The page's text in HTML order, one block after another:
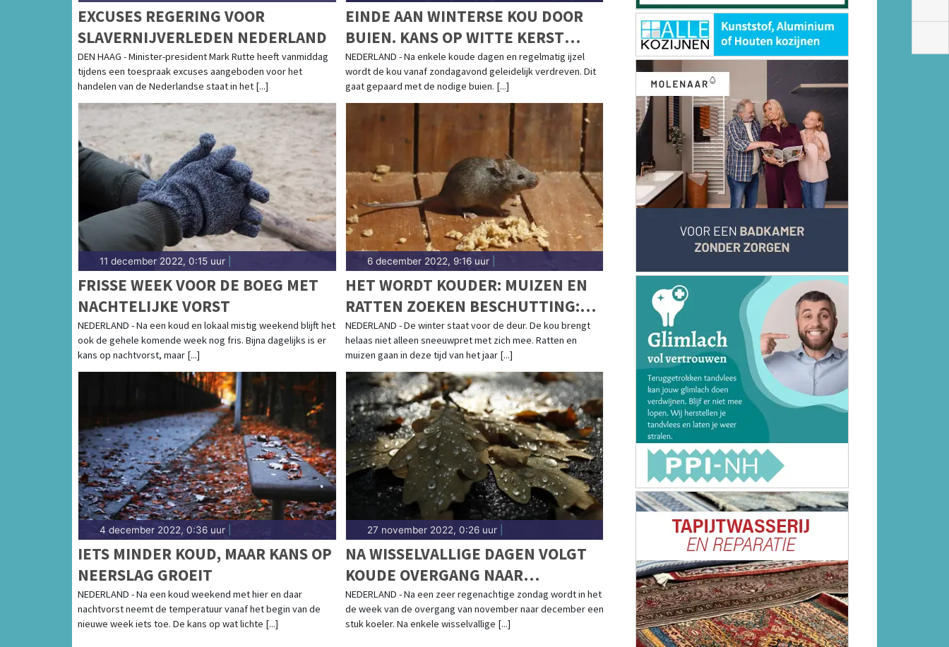
EXCUSES REGERING VOOR
SLAVERNIJVERLEDEN NEDERLAND
DEN HAAG - Minister-president Mark Rutte heeft vanmiddag
tijdens een toespraak excuses aangeboden voor het
handelen van de Nederlandse staat in het [...]
EINDE AAN WINTERSE KOU DOOR
BUIEN. KANS OP WITTE KERST
ZEER KLEIN
NEDERLAND - Na enkele koude dagen en regelmatig ijzel
wordt de kou vanaf zondagavond geleidelijk verdreven. Dit
gaat gepaard met de nodige buien. [...]
11 december 2022, 0:15 uur
FRISSE WEEK VOOR DE BOEG MET
NACHTELIJKE VORST
NEDERLAND - Na een koud en lokaal mistig weekend blijft het
ook de gehele komende week nog fris. Bijna dagelijks is er
kans op nachtvorst, maar [...]
6 december 2022, 9:16 uur|
HET WORDT KOUDER: MUIZEN EN
RATTEN ZOEKEN BESCHUTTING:
"ZE KOMEN VIA PIEPKLEINE
GAATJES JE HUIS BINNEN"
NEDERLAND - De winter staat voor de deur. De kou brengt
helaas niet alleen sneeuwpret met zich mee. Ratten en
muizen gaan in deze tijd van het jaar [...]
4 december 2022, 0:36 uur
IETS MINDER KOUD, MAAR KANS OP
NEERSLAG GROEIT
NEDERLAND - Na een koud weekend met hier en daar
nachtvorst neemt de temperatuur vanaf het begin van de
nieuwe week iets toe. De kans op wat lichte [...]
27 november 2022, 0:26 uur|
NA WISSELVALLIGE DAGEN VOLGT
KOUDE OVERGANG NAAR
DECEMBER
NEDERLAND - Na een zeer regenachtige zondag wordt in het
de week van de overgang van november naar december een
stuk koeler. Na enkele wisselvallige [...]